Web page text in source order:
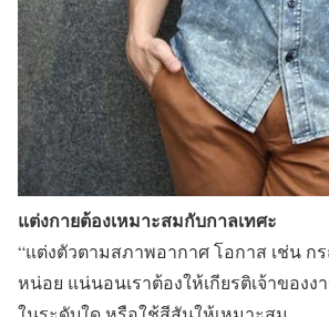
แต่งกายต้องเหมาะสมกับกาลเทศะ
“แต่งตัวตามสภาพอากาศ โอกาส เช่น ก
หน่อย แน่นอนเราต้องให้เกียรติเจ้าของง